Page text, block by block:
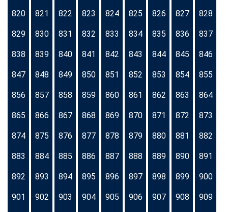
820 821 822 823 824 825 826 827 828
829 830 831 832 833 834 835 836 837
838 839 840 841 842 843 844 845 846
847 848 849 850 851 852 853 854 855
856 857 858 859 860 861 862 863 864
865 866 867 868 869 870 871 872 873
874 875 876 877 878 879 880 881 882
883 884 885 886 887 888 889 890 891
892 893 894 895 896 897 898 899 900
901 902 903 904 905 906 907 908 909